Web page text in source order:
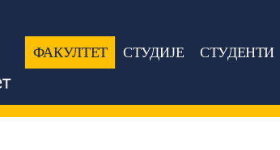
ФАКУЛТЕТ СТУДИЈЕ СТУДЕНТИ